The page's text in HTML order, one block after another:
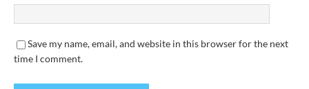
Save my name, email, and website in this browser for the next
time I comment.